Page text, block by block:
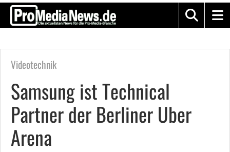
Videotechnik
Samsung ist Technical
Partner der Berliner Uber
Arena